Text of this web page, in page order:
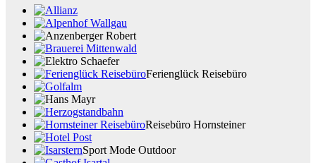
Ferienglück Reisebüro
Reisebüro Hornsteiner
Sport Mode Outdoor